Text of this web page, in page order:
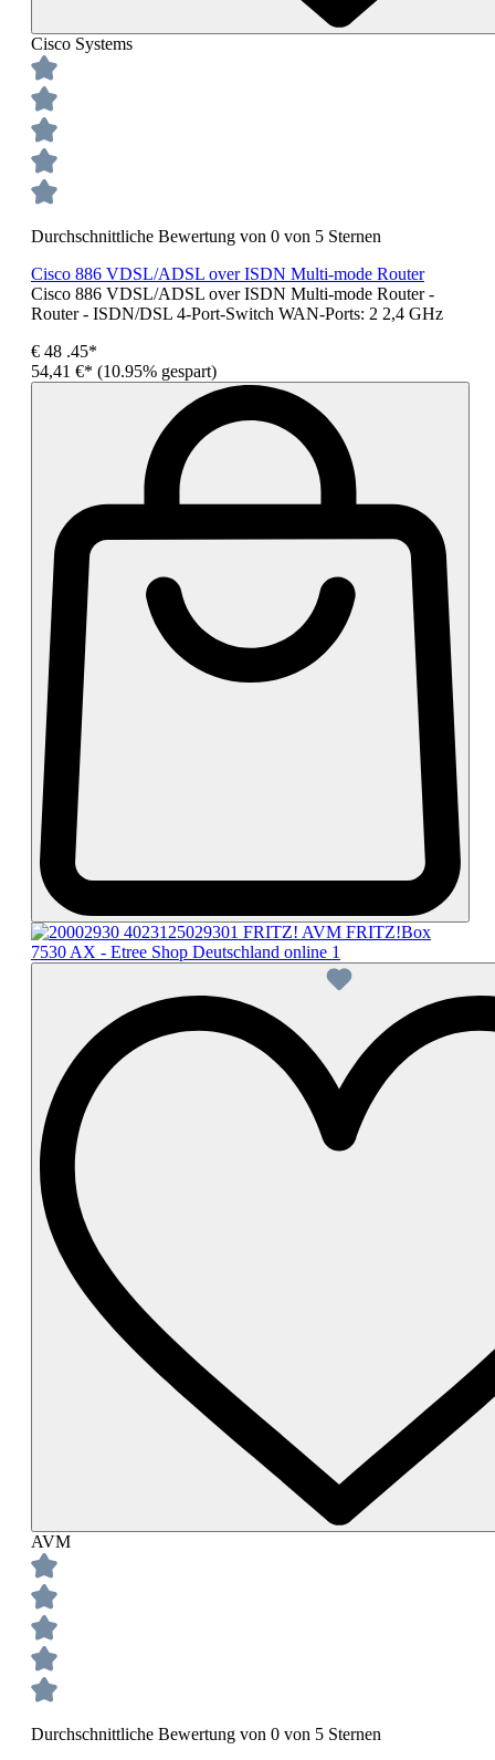
Cisco Systems
Durchschnittliche Bewertung von 0 von 5 Sternen
Cisco 886 VDSL/ADSL over ISDN Multi-mode Router
Cisco 886 VDSL/ADSL over ISDN Multi-mode Router -
Router - ISDN/DSL 4-Port-Switch WAN-Ports: 2 2,4 GHz
€ 48 .45*
54,41 €* (10.95% gespart)
AVM
Durchschnittliche Bewertung von 0 von 5 Sternen